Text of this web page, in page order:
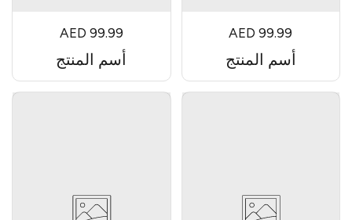
AED 99.99
أسم المنتج
AED 99.99
أسم المنتج